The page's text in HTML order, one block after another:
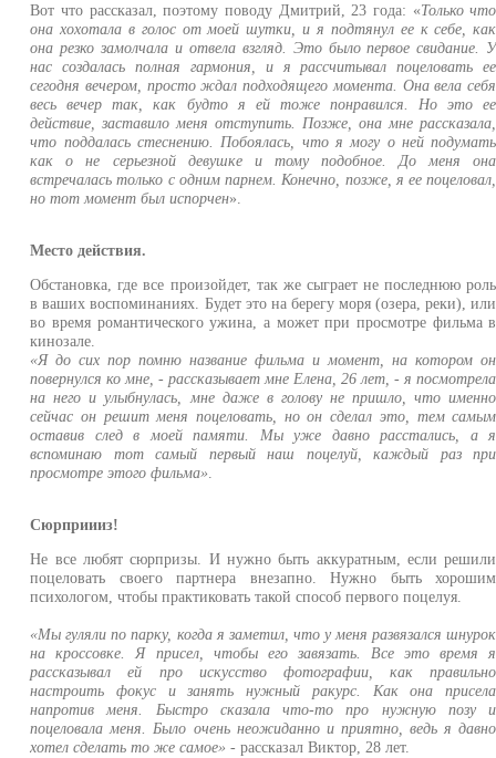
Вот что рассказал, поэтому поводу Дмитрий, 23 года: «Только что
она хохотала в голос от моей шутки, и я подтянул ее к себе, как
она резко замолчала и отвела взгляд. Это было первое свидание. У
нас создалась полная гармония, и я рассчитывал поцеловать ее
сегодня вечером, просто ждал подходящего момента. Она вела себя
весь вечер так, как будто я ей тоже понравился. Но это ее
действие, заставило меня отступить. Позже, она мне рассказала,
что поддалась стеснению. Побоялась, что я могу о ней подумать
как о не серьезной девушке и тому подобное. До меня она
встречалась только с одним парнем. Конечно, позже, я ее поцеловал,
но тот момент был испорчен».
Место действия.
Обстановка, где все произойдет, так же сыграет не последнюю роль
в ваших воспоминаниях. Будет это на берегу моря (озера, реки), или
во время романтического ужина, а может при просмотре фильма в
кинозале.
«Я до сих пор помню название фильма и момент, на котором он
повернулся ко мне, - рассказывает мне Елена, 26 лет, - я посмотрела
на него и улыбнулась, мне даже в голову не пришло, что именно
сейчас он решит меня поцеловать, но он сделал это, тем самым
оставив след в моей памяти. Мы уже давно расстались, а я
вспоминаю тот самый первый наш поцелуй, каждый раз при
просмотре этого фильма».
Сюрприииз!
Не все любят сюрпризы. И нужно быть аккуратным, если решили
поцеловать своего партнера внезапно. Нужно быть хорошим
психологом, чтобы практиковать такой способ первого поцелуя.
«Мы гуляли по парку, когда я заметил, что у меня развязался шнурок
на кроссовке. Я присел, чтобы его завязать. Все это время я
рассказывал ей про искусство фотографии, как правильно
настроить фокус и занять нужный ракурс. Как она присела
напротив меня. Быстро сказала что-то про нужную позу и
поцеловала меня. Было очень неожиданно и приятно, ведь я давно
хотел сделать то же самое» - рассказал Виктор, 28 лет.